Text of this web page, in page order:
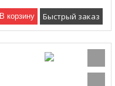
В корзину Быстрый заказ